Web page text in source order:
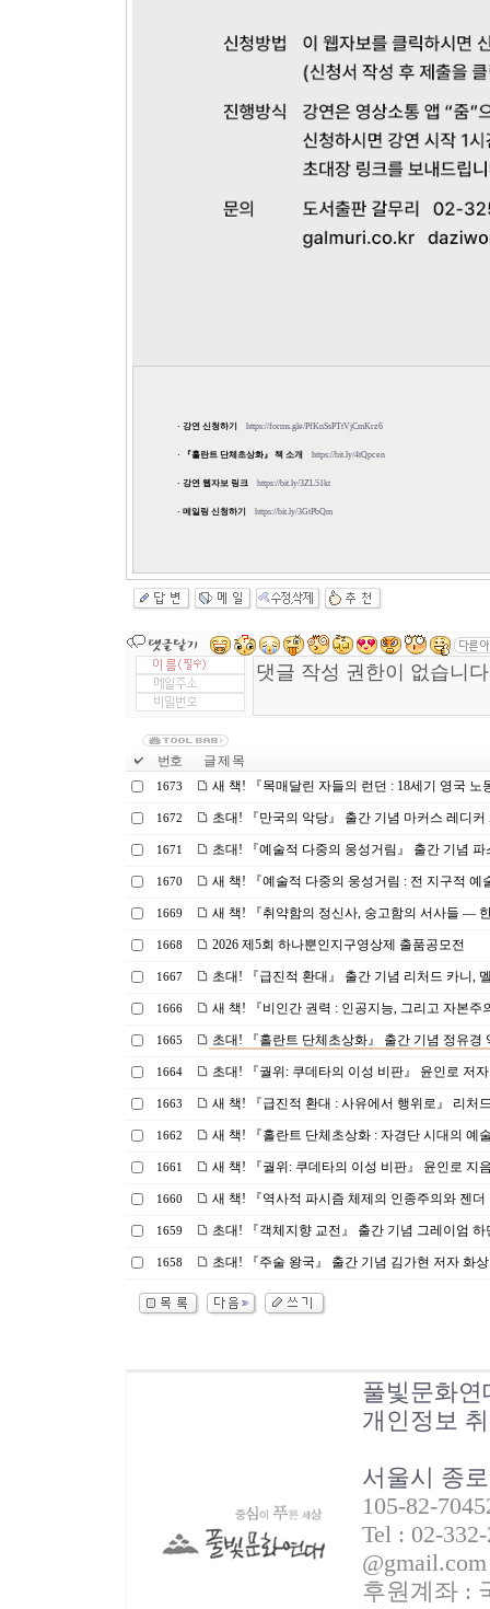
· 강연 신청하기 https://forms.gle/PfKnSsPTtVjCmKrz6
· 『홀란트 단체초상화』 책 소개 https://bit.ly/4tQpcen
· 강연 웹자보 링크 https://bit.ly/3ZL51kt
· 메일링 신청하기 https://bit.ly/3GtPbQm
번호 글 제 목
1673 새 책! 『목매달린 자들의 런던 : 18세기 영국 노
1672 초대! 『만국의 악당』 출간 기념 마커스 레디커
1671 초대! 『예술적 다중의 웅성거림』 출간 기념 파
1670 새 책! 『예술적 다중의 웅성거림 : 전 지구적 예
1669 새 책! 『취약함의 정신사, 숭고함의 서사들 ―
1668 2026 제5회 하나뿐인지구영상제 출품공모전
1667 초대! 『급진적 환대』 출간 기념 리처드 카니,
1666 새 책! 『비인간 권력 : 인공지능, 그리고 자본주
1665 초대! 『홀란트 단체초상화』 출간 기념 정유경
1664 초대! 『궐위: 쿠데타의 이성 비판』 윤인로 저
1663 새 책! 『급진적 환대 : 사유에서 행위로』 리처
1662 새 책! 『홀란트 단체초상화 : 자경단 시대의 예
1661 새 책! 『궐위: 쿠데타의 이성 비판』 윤인로 지
1660 새 책! 『역사적 파시즘 체제의 인종주의와 젠
1659 초대! 『객체지향 교전』 출간 기념 그레이엄 하
1658 초대! 『주술 왕국』 출간 기념 김가현 저자 화
풀빛문화연
개인정보
서울시 종
105-82-
Tel : 02-
@gmail.com
후원계좌 :